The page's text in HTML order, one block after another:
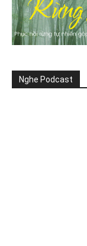
Nghe Podcast